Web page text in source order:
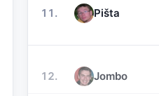
11. Pišta
12. Jombo